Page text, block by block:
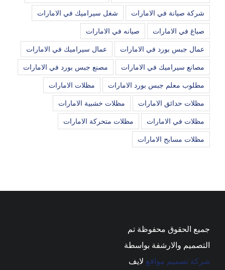
شركة صيانة في الامارات شغل سيراميك في الامارات
صباغ في الامارات صيانه في الامارات
عمال جبس بورد في الامارات عمال سيراميك في الامارات
مصانع سيراميك في الامارات مصنع جبس بورد في الامارات
مطلوب معلم جبس بورد الامارات مظلات الامارات
مظلات حدائق الامارات مظلات خشبية الامارات
مظلات في الامارات مظلات متحركة الامارات
مظلات مسابح الامارات
جميع الحقوق محفوظة تم
التصميم والارشفة بواسطة
شركة تصميم مواقع لايف